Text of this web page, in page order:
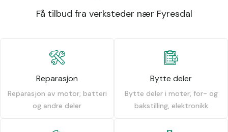
Få tilbud fra verksteder nær Fyresdal
Reparasjon
Reparasjon av motor, batteri
og andre deler
Bytte deler
Bytte deler i moter, for- og
bakstilling, elektronikk